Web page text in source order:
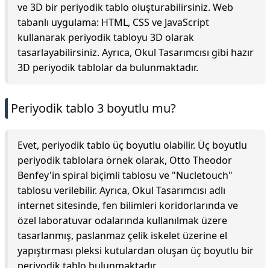
ve 3D bir periyodik tablo oluşturabilirsiniz. Web
tabanlı uygulama: HTML, CSS ve JavaScript
kullanarak periyodik tabloyu 3D olarak
tasarlayabilirsiniz. Ayrıca, Okul Tasarımcısı gibi hazır
3D periyodik tablolar da bulunmaktadır.
Periyodik tablo 3 boyutlu mu?
Evet, periyodik tablo üç boyutlu olabilir. Üç boyutlu
periyodik tablolara örnek olarak, Otto Theodor
Benfey'in spiral biçimli tablosu ve "Nucletouch"
tablosu verilebilir. Ayrıca, Okul Tasarımcısı adlı
internet sitesinde, fen bilimleri koridorlarında ve
özel laboratuvar odalarında kullanılmak üzere
tasarlanmış, paslanmaz çelik iskelet üzerine el
yapıştırması pleksi kutulardan oluşan üç boyutlu bir